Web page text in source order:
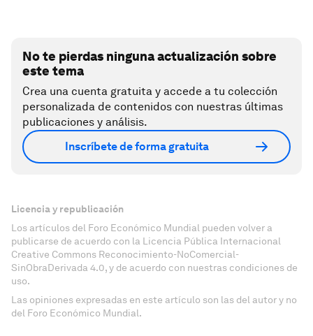
No te pierdas ninguna actualización sobre
este tema
Crea una cuenta gratuita y accede a tu colección
personalizada de contenidos con nuestras últimas
publicaciones y análisis.
Inscríbete de forma gratuita
Licencia y republicación
Los artículos del Foro Económico Mundial pueden volver a
publicarse de acuerdo con la Licencia Pública Internacional
Creative Commons Reconocimiento-NoComercial-
SinObraDerivada 4.0, y de acuerdo con nuestras condiciones de
uso.
Las opiniones expresadas en este artículo son las del autor y no
del Foro Económico Mundial.